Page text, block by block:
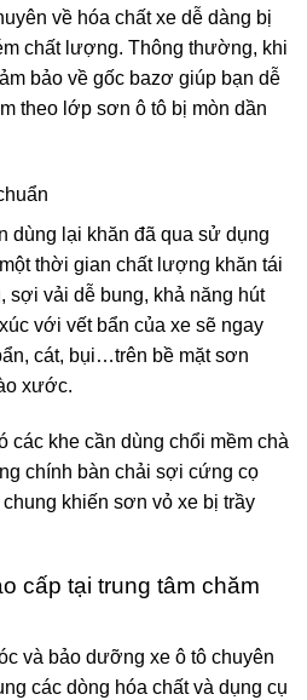
về hóa chất xe dễ dàng bị
chất lượng. Thông thường, khi
bảo về gốc bazơ giúp bạn dễ
theo lớp sơn ô tô bị mòn dần
dùng lại khăn đã qua sử dụng
thời gian chất lượng khăn tái
vải dễ bung, khả năng hút
với vết bẩn của xe sẽ ngay
cát, bụi…trên bề mặt sơn
xước.
các khe cần dùng chổi mềm chà
chính bàn chải sợi cứng cọ
khiến sơn vỏ xe bị trầy
cấp tại trung tâm chăm
và bảo dưỡng xe ô tô chuyên
các dòng hóa chất và dụng cụ